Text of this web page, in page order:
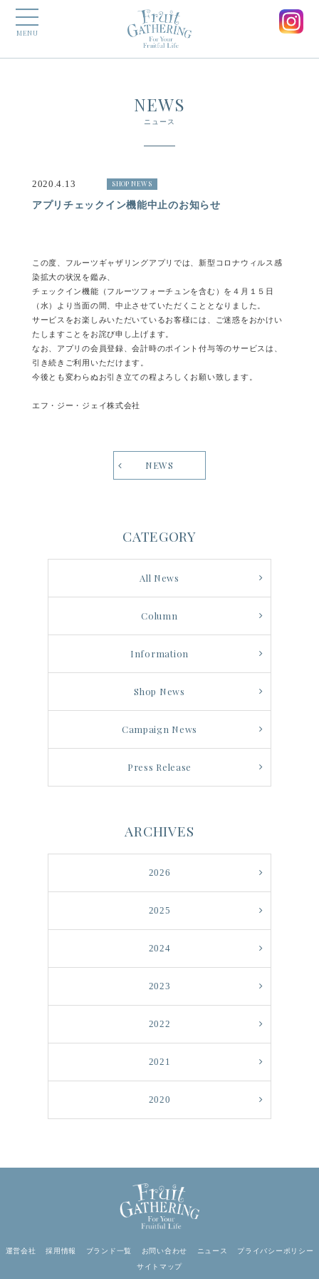
MENU
NEWS
ニュース
2020.4.13 SHOP NEWS
アプリチェックイン機能中止のお知らせ
この度、フルーツギャザリングアプリでは、新型コロナウィルス感
染拡大の状況を鑑み、
チェックイン機能（フルーツフォーチュンを含む）を４月１５日
（水）より当面の間、中止させていただくこととなりました。
サービスをお楽しみいただいているお客様には、ご迷惑をおかけい
たしますことをお詫び申し上げます。
なお、アプリの会員登録、会計時のポイント付与等のサービスは、
引き続きご利用いただけます。
今後とも変わらぬお引き立ての程よろしくお願い致します。
エフ・ジー・ジェイ株式会社
NEWS
CATEGORY
All News
Column
Information
Shop News
Campaign News
Press Release
ARCHIVES
2026
2025
2024
2023
2022
2021
2020
運営会社 採用情報 ブランド一覧 お問い合わせ ニュース
プライバシーポリシー
サイトマップ